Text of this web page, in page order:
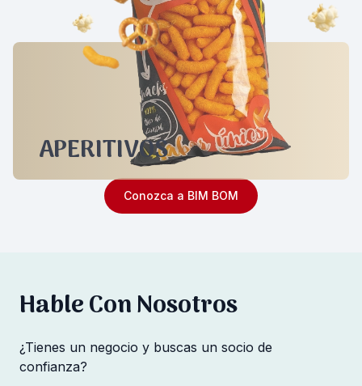
APERITIVOS
Conozca a BIM BOM
Hable Con Nosotros
¿Tienes un negocio y buscas un socio de
confianza?